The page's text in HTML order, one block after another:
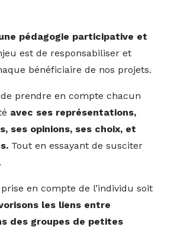
pédagogie participative et
est de responsabiliser et
bénéficiaire de nos projets.
de prendre en compte chacun
avec ses représentations,
ses opinions, ses choix, et
Tout en essayant de susciter
en compte de l’individu soit
les liens entre
des groupes de petites